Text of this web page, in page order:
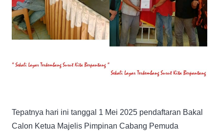
Tepatnya hari ini tanggal 1 Mei 2025 pendaftaran Bakal
Calon Ketua Majelis Pimpinan Cabang Pemuda